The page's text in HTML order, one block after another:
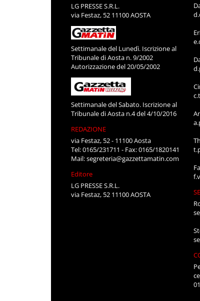
LG PRESSE S.R.L.
via Festaz, 52 11100 AOSTA
Settimanale del Lunedì. Iscrizione al
Tribunale di Aosta n. 9/2002
Autorizzazione del 20/05/2002
Settimanale del Sabato. Iscrizione al
Tribunale di Aosta n.4 del 4/10/2016
REDAZIONE
via Festaz, 52 - 11100 Aosta
Tel: 0165/231711 - Fax: 0165/1820141
Mail:segreteria@gazzettamatin.com
Editore
LG PRESSE S.R.L.
via Festaz, 52 11100 AOSTA